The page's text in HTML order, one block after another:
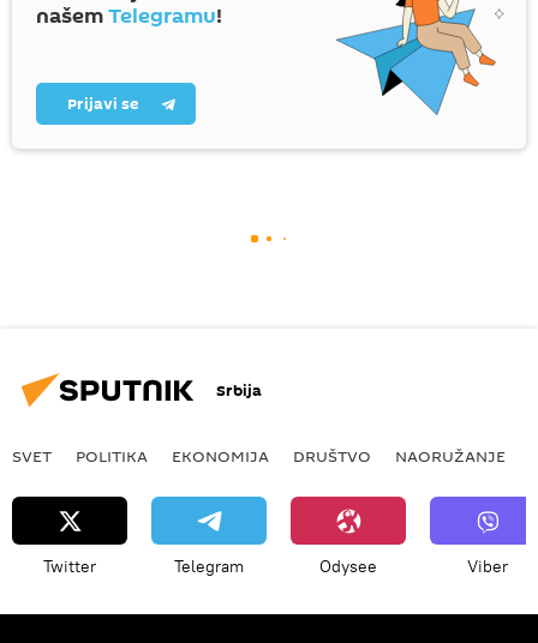
našemTelegramu!
Prijavi se
Srbija
SVET POLITIKA EKONOMIJA DRUŠTVO NAORUŽANJE
Twitter Telegram Odysee Viber